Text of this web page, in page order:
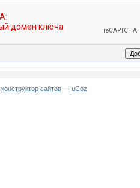
конструктор сайтов — uCoz